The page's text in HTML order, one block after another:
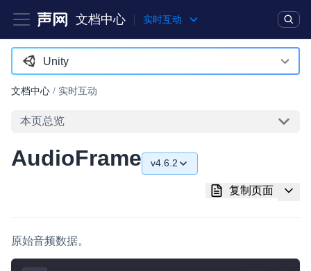
文档中心 实时互动
产品 解决方案
突破传统文字交互模式，与 AI 进行高拟真、自然流畅的实时语
扩展性和更优秀的互动效果
Unity
Android
iOS
文档中心 / 实时互动
本页总览
AudioFrame v4.6.2
复制页面
原始音频数据。